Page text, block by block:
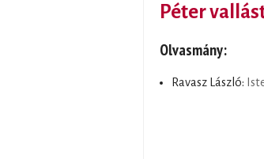
Péter
Olvasmány:
Ravasz László: